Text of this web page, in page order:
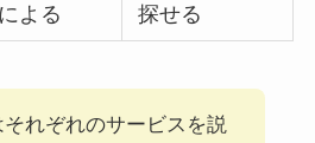
による
探せる
れぞれのサービスを説